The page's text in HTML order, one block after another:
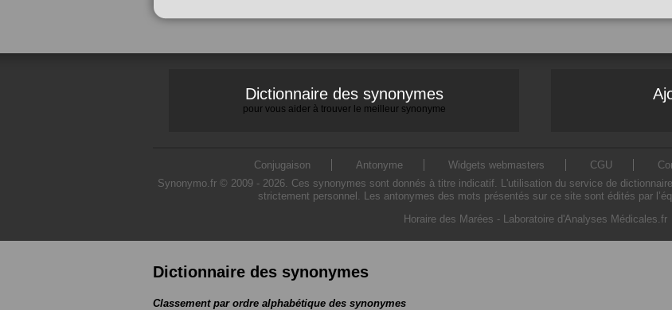
Dictionnaire des synonymes
pour vous aider à trouver le meilleur synonyme
Conjugaison Antonyme Widgets webmasters CGU
Synonymo.fr © 2009 - 2026. Ces synonymes sont donnés à titre indicatif. L'utilisation du service de
strictement personnel. Les antonymes des mots présentés sur ce site sont édités par
Horaire des Marées - Laboratoire d'Analyses Médicales.fr
Dictionnaire des synonymes
Classement par ordre alphabétique des synonymes